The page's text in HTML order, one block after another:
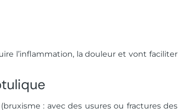
l’inflammation, la douleur et vont faciliter
: avec des usures ou fractures des